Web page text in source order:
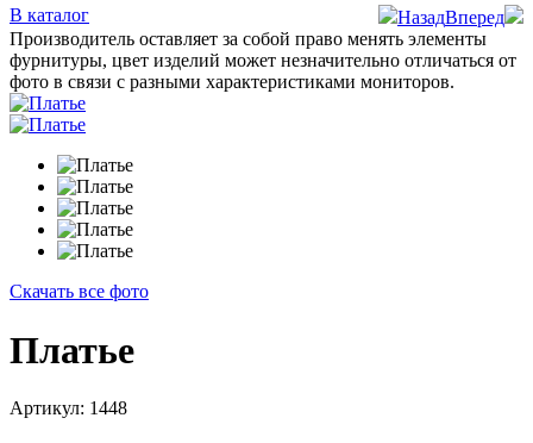
В каталог
Вперед
Назад
Производитель оставляет за собой право менять элементы
фурнитуры, цвет изделий может незначительно отличаться от
фото в связи с разными характеристиками мониторов.
Скачать все фото
Платье
Артикул: 1448